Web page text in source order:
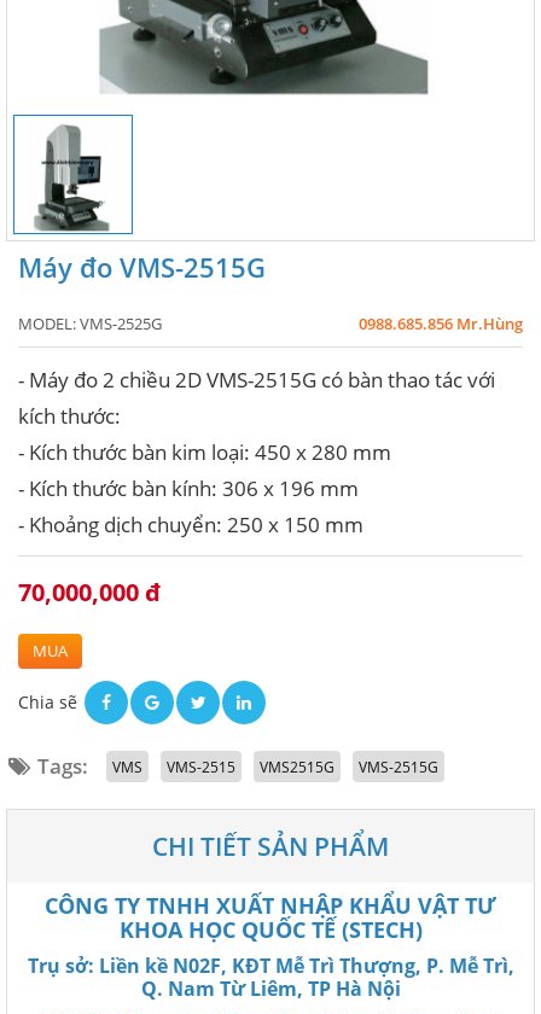
Máy đo VMS-2515G
MODEL:VMS-2525G 0988.685.856 Mr.Hùng
- Máy đo 2 chiều 2D VMS-2515G có bàn thao tác với
kích thước:
- Kích thước bàn kim loại: 450 x 280 mm
- Kích thước bàn kính: 306 x 196 mm
- Khoảng dịch chuyển: 250 x 150 mm
70,000,000 đ
MUA
Chia sẽ
Tags: VMS VMS-2515 VMS2515G VMS-2515G
CHI TIẾT SẢN PHẨM
CÔNG TY TNHH XUẤT NHẬP KHẨU VẬT TƯ
KHOA HỌC QUỐC TẾ (STECH)
Trụ sở: Liền kề N02F, KĐT Mễ Trì Thượng, P. Mễ Trì,
Q. Nam Từ Liêm, TP Hà Nội